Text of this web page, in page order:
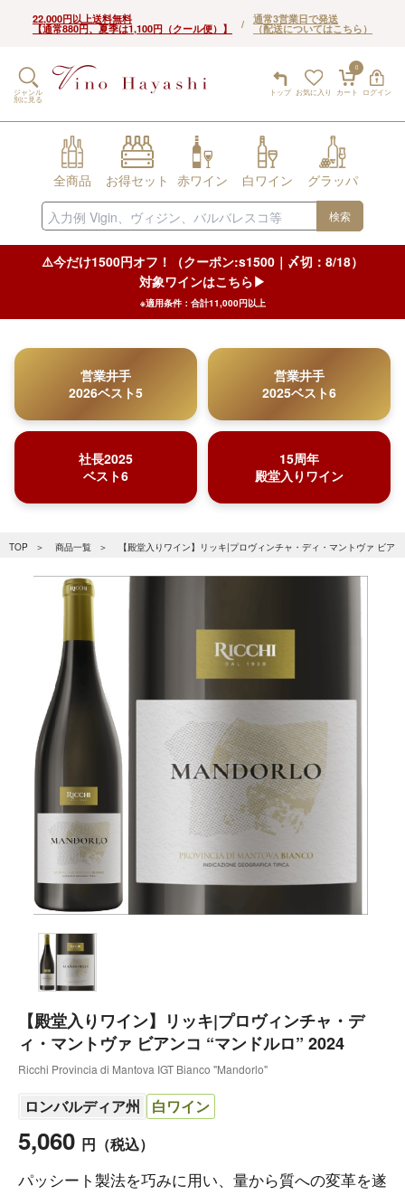
22,000円以上送料無料
【通常880円、夏季は1,100円（クール便）】 / 通常3営業日で発送
（配送についてはこちら）
トップ お気に入り
0
カート ログイン
ジャンル
別に見る
全商品 お得セット 赤ワイン 白ワイン グラッパ
検索
⚠️今だけ1500円オフ！（クーポン:s1500｜〆切：8/18）
対象ワインはこちら▶︎
※適用条件：合計11,000円以上
営業井手
2026ベスト5
営業井手
2025ベスト6
社長2025
ベスト6
15周年
殿堂入りワイン
TOP 商品一覧 【殿堂入りワイン】リッキ|プロヴィンチャ・ディ・マントヴァ ビア
【殿堂入りワイン】リッキ|プロヴィンチャ・デ
ィ・マントヴァ ビアンコ “マンドルロ” 2024
Ricchi Provincia di Mantova IGT Bianco "Mandorlo"
ロンバルディア州 白ワイン
5,060 円 （税込）
パッシート製法を巧みに用い、量から質への変革を遂